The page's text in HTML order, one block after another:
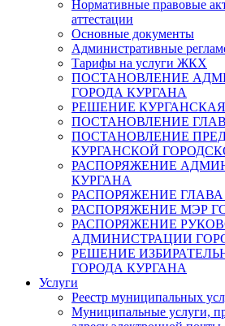
Нормативные правовые
аттестации
Основные документы
Административные
Тарифы на услуги ЖКХ
ПОСТАНОВЛЕНИЕ
ГОРОДА КУРГАНА
РЕШЕНИЕ
ПОСТАНОВЛЕНИЕ
ПОСТАНОВЛЕНИЕ
КУРГАНСКОЙ
РАСПОРЯЖЕНИЕ
КУРГАНА
РАСПОРЯЖЕНИЕ
РАСПОРЯЖЕНИЕ МЭР
РАСПОРЯЖЕНИЕ
АДМИНИСТРАЦИИ
РЕШЕНИЕ
ГОРОДА КУРГАНА
Услуги
Реестр муниципальных
Муниципальные услуги,